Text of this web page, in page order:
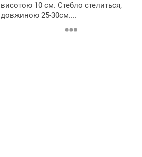
висотою 10 см. Стебло стелиться,
довжиною 25-30см....